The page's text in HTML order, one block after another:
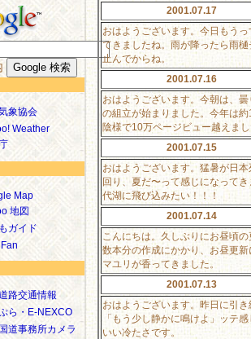
象協会
Weather
Map
地図
ガイド
路交通情報
ら・E-NEXCO
道事務所カメラ
2001.07.17
おはようございます。今日もう
てきましたね。雨が降ったら雨
止んでからね。
2001.07.16
おはようございます。今朝は、
の組立が始まりました。今年は
陰様で10万ページビュー越えま
2001.07.15
おはようございます。猛暑が日
回り、夏だ〜って感じになって
代湖に飛び込みたい！！！
2001.07.14
こんにちは。久しぶりにお昼頃
数本分の作成にかかり、お昼更
マユリが香ってきました。
2001.07.13
おはようございます。昨日に引
「もう少し静かに鳴けよ」ッテ
いい冷たさです。